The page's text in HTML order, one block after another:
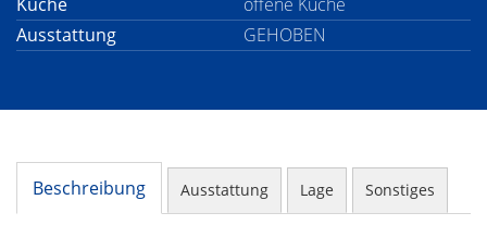
Ausstattung
GEHOBEN
Beschreibung Ausstattung Lage Sonstiges